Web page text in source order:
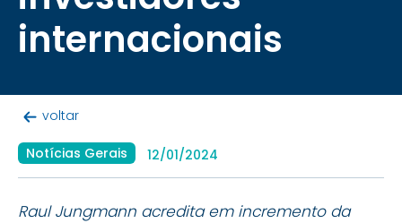
internacionais
voltar
Notícias Gerais 12/01/2024
Raul Jungmann acredita em incremento da